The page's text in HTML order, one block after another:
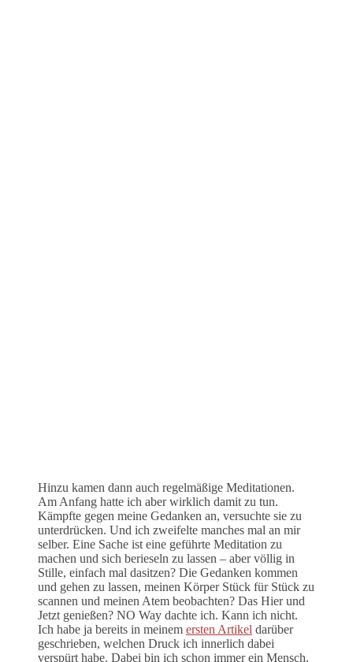
Hinzu kamen dann auch regelmäßige Meditationen.
Am Anfang hatte ich aber wirklich damit zu tun.
Kämpfte gegen meine Gedanken an, versuchte sie zu
unterdrücken. Und ich zweifelte manches mal an mir
selber. Eine Sache ist eine geführte Meditation zu
machen und sich berieseln zu lassen – aber völlig in
Stille, einfach mal dasitzen? Die Gedanken kommen
und gehen zu lassen, meinen Körper Stück für Stück zu
scannen und meinen Atem beobachten? Das Hier und
Jetzt genießen? NO Way dachte ich. Kann ich nicht.
Ich habe ja bereits in meinem ersten Artikel darüber
geschrieben, welchen Druck ich innerlich dabei
verspürt habe. Dabei bin ich schon immer ein Mensch,